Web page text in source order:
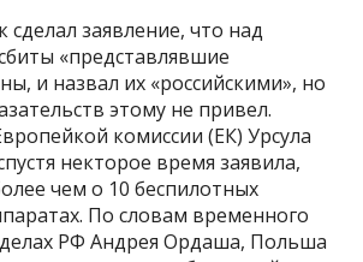
сделал заявление, что над
«представлявшие
и назвал их «российскими», но
этому не привел.
комиссии (ЕК) Урсула
некторое время заявила,
чем о 10 беспилотных
По словам временного
РФ Андрея Ордаша, Польша